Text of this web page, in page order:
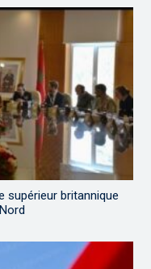
supérieur britannique